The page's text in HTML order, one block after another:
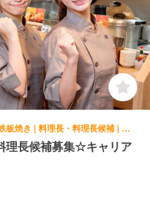
洋食・西洋料理, ステーキ・鉄板焼き | 料理長・料理長候補 | 肉とたまご 吉祥寺店
理長候補募集☆キャリア